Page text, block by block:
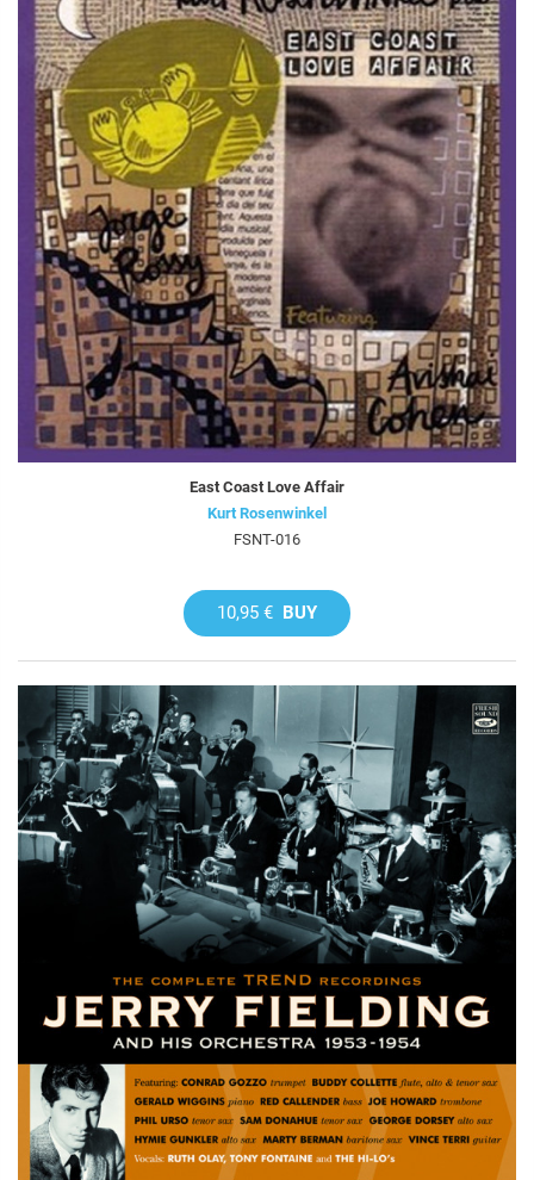
East Coast Love Affair
Kurt Rosenwinkel
FSNT-016
10,95 € BUY